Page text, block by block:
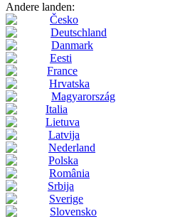
Andere landen:
Česko
Deutschland
Danmark
Eesti
France
Hrvatska
Magyarország
Italia
Lietuva
Latvija
Nederland
Polska
România
Srbija
Sverige
Slovensko